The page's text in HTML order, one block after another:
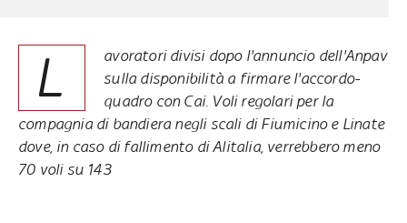
L
avoratori divisi dopo l'annuncio dell'Anpav
sulla disponibilità a firmare l'accordo-
quadro con Cai. Voli regolari per la
compagnia di bandiera negli scali di Fiumicino e Linate
dove, in caso di fallimento di Alitalia, verrebbero meno
70 voli su 143